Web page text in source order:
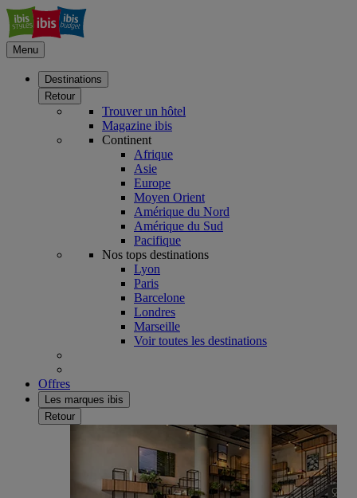
Menu
Destinations
Retour
Trouver un hôtel
Magazine ibis
Continent
Afrique
Asie
Europe
Moyen Orient
Amérique du Nord
Amérique du Sud
Pacifique
Nos tops destinations
Lyon
Paris
Barcelone
Londres
Marseille
Voir toutes les destinations
Offres
Les marques ibis
Retour